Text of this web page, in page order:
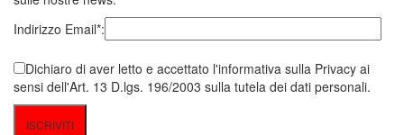
Indirizzo Email*:
Dichiaro di aver letto e accettato l'informativa sulla Privacy ai
sensi dell'Art. 13 D.lgs. 196/2003 sulla tutela dei dati personali.